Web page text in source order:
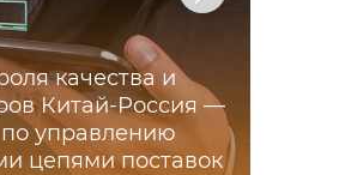
качества и
Китай-Россия —
управлению
цепями поставок